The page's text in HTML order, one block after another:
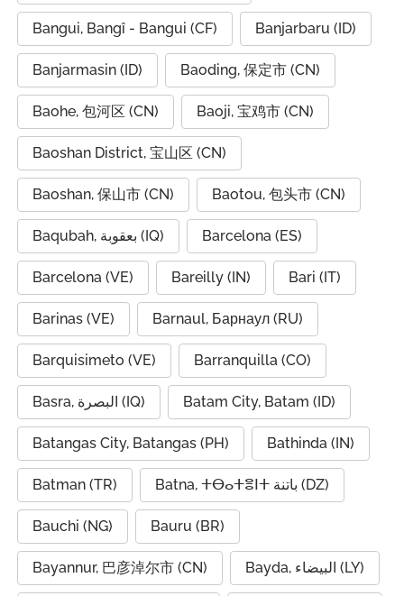
Bangui, Bangî - Bangui (CF) Banjarbaru (ID)
Banjarmasin (ID) Baoding, 保定市 (CN)
Baohe, 包河区 (CN) Baoji, 宝鸡市 (CN)
Baoshan District, 宝山区 (CN)
Baoshan, 保山市 (CN) Baotou, 包头市 (CN)
Baqubah, بعقوبة (IQ) Barcelona (ES)
Barcelona (VE) Bareilly (IN) Bari (IT)
Barinas (VE) Barnaul, Барнаул (RU)
Barquisimeto (VE) Barranquilla (CO)
Basra, البصرة (IQ) Batam City, Batam (ID)
Batangas City, Batangas (PH) Bathinda (IN)
Batman (TR) Batna, ⵜⴱⴰⵜⴻⵏⵜ باتنة (DZ)
Bauchi (NG) Bauru (BR)
Bayannur, 巴彦淖尔市 (CN) Bayda, البيضاء (LY)